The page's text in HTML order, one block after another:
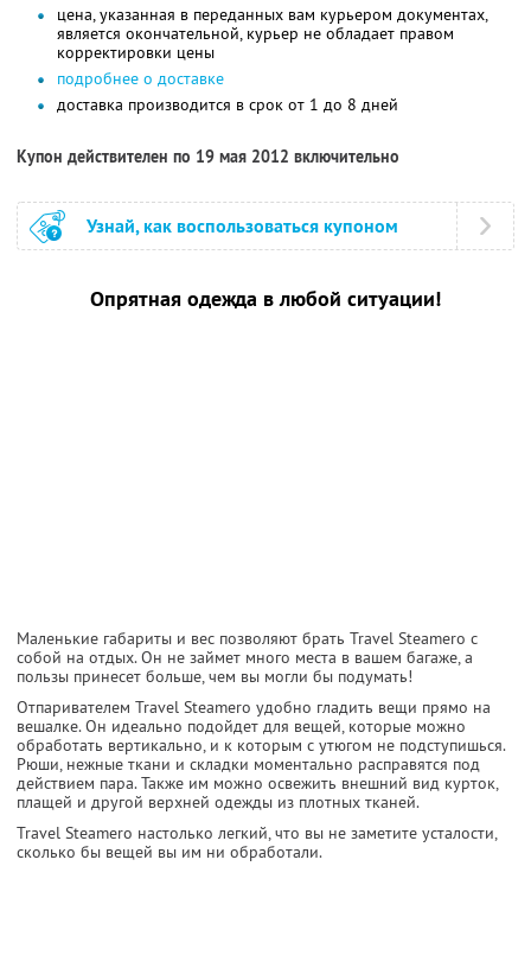
цена, указанная в переданных вам курьером документах,
является окончательной, курьер не обладает правом
корректировки цены
подробнее о доставке
доставка производится в срок от 1 до 8 дней
Купон действителен по 19 мая 2012 включительно
Узнай, как воспользоваться купоном
Опрятная одежда в любой ситуации!
Маленькие габариты и вес позволяют брать Travel Steamerо с
собой на отдых. Он не займет много места в вашем багаже, а
пользы принесет больше, чем вы могли бы подумать!
Отпаривателем Travel Steamerо удобно гладить вещи прямо на
вешалке. Он идеально подойдет для вещей, которые можно
обработать вертикально, и к которым с утюгом не подступишься.
Рюши, нежные ткани и складки моментально расправятся под
действием пара. Также им можно освежить внешний вид курток,
плащей и другой верхней одежды из плотных тканей.
Travel Steamerо настолько легкий, что вы не заметите усталости,
сколько бы вещей вы им ни обработали.